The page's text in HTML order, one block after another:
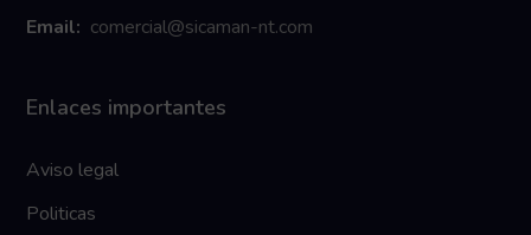
Email: comercial@sicaman-nt.com
Enlaces importantes
Aviso legal
Politicas